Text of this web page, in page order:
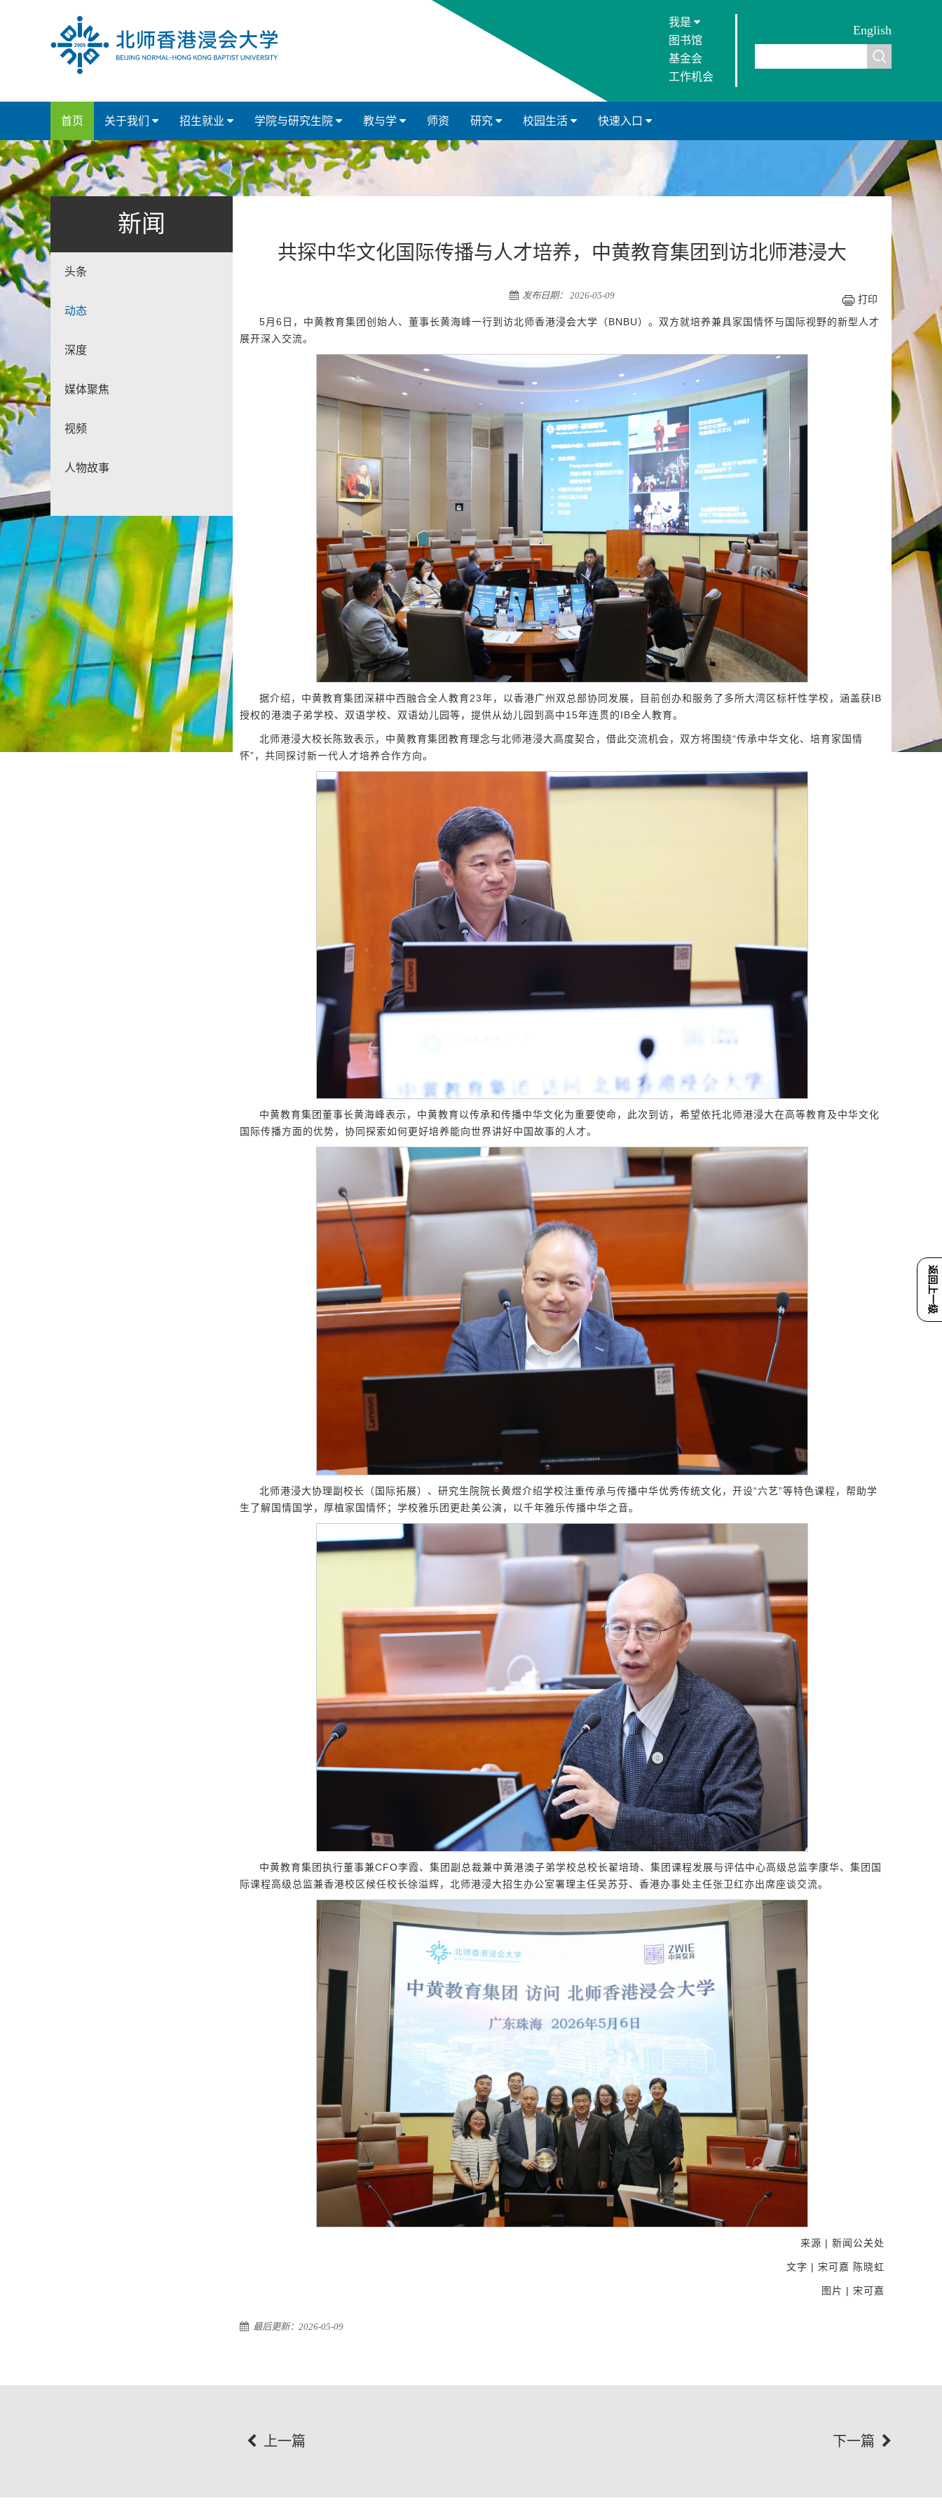
返回上一级
我是
图书馆
基金会
工作机会
English
首页 关于我们 招生就业 学院与研究生院 教与学 师资 研究 校园生活 快速入口
新闻
头条
动态
深度
媒体聚焦
视频
人物故事
共探中华文化国际传播与人才培养，中黄教育集团到访北师港浸大
发布日期： 2026-05-09 打印
5月6日，中黄教育集团创始人、董事长黄海峰一行到访北师香港浸会大学（BNBU）。双方就培养兼具家国情怀与国际视野的新型人才
展开深入交流。
据介绍，中黄教育集团深耕中西融合全人教育23年，以香港广州双总部协同发展，目前创办和服务了多所大湾区标杆性学校，涵盖获IB
授权的港澳子弟学校、双语学校、双语幼儿园等，提供从幼儿园到高中15年连贯的IB全人教育。
北师港浸大校长陈致表示，中黄教育集团教育理念与北师港浸大高度契合，借此交流机会，双方将围绕“传承中华文化、培育家国情
怀”，共同探讨新一代人才培养合作方向。
中黄教育集团董事长黄海峰表示，中黄教育以传承和传播中华文化为重要使命，此次到访，希望依托北师港浸大在高等教育及中华文化
国际传播方面的优势，协同探索如何更好培养能向世界讲好中国故事的人才。
北师港浸大协理副校长（国际拓展）、研究生院院长黄煜介绍学校注重传承与传播中华优秀传统文化，开设“六艺”等特色课程，帮助学
生了解国情国学，厚植家国情怀；学校雅乐团更赴美公演，以千年雅乐传播中华之音。
中黄教育集团执行董事兼CFO李霞、集团副总裁兼中黄港澳子弟学校总校长翟培琦、集团课程发展与评估中心高级总监李康华、集团国
际课程高级总监兼香港校区候任校长徐溢辉，北师港浸大招生办公室署理主任吴苏芬、香港办事处主任张卫红亦出席座谈交流。
来源 | 新闻公关处
文字 | 宋可嘉 陈晓虹
图片 | 宋可嘉
最后更新：2026-05-09
上一篇 下一篇